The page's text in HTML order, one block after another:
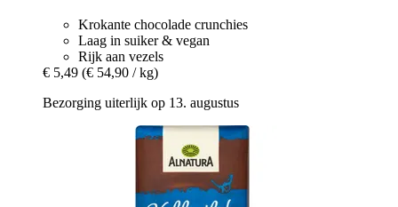
Krokante chocolade crunchies
Laag in suiker & vegan
Rijk aan vezels
€ 5,49 (€ 54,90 / kg)
Bezorging uiterlijk op 13. augustus